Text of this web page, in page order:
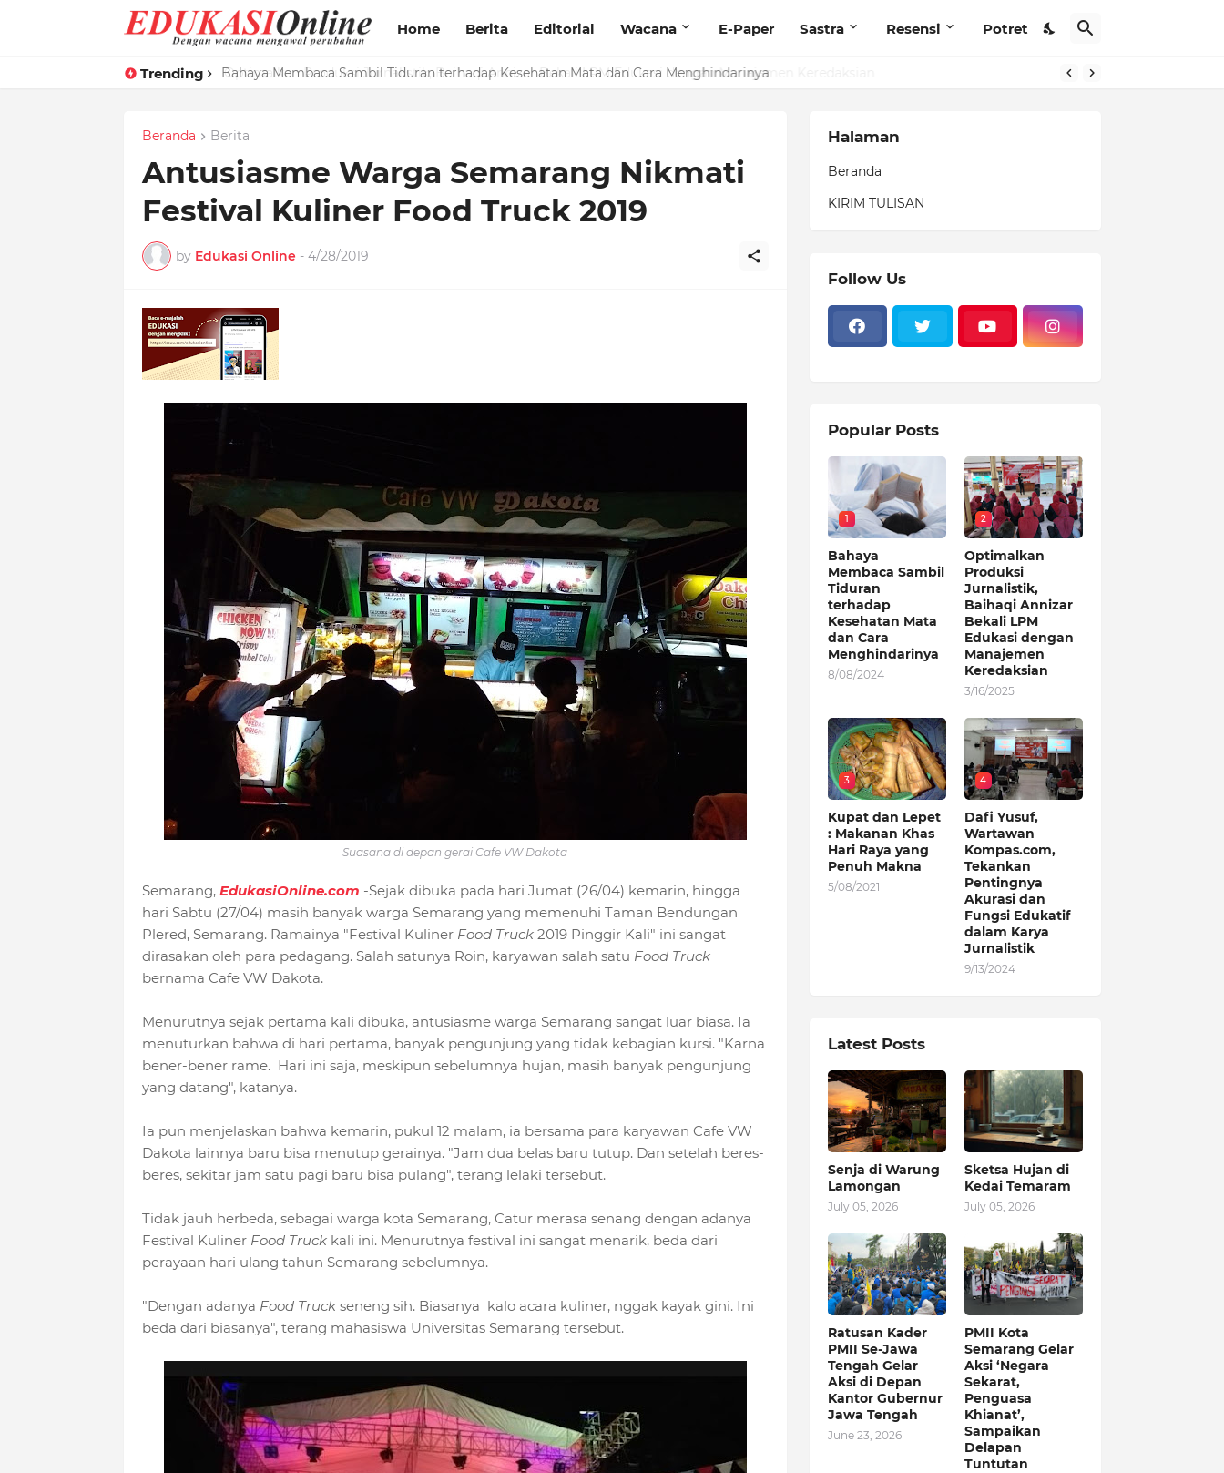
Home Berita Editorial Wacana E-Paper Sastra Resensi Potret
Trending Optimalkan Produksi Jurnalistik, Baihaqi Annizar Bekali LPM Edukasi dengan Manajemen Keredaksian
Beranda Berita
Antusiasme Warga Semarang Nikmati
Festival Kuliner Food Truck 2019
by Edukasi Online - 4/28/2019
Suasana di depan gerai Cafe VW Dakota
Semarang, EdukasiOnline.com -Sejak dibuka pada hari Jumat (26/04) kemarin, hingga
hari Sabtu (27/04) masih banyak warga Semarang yang memenuhi Taman Bendungan
Plered, Semarang. Ramainya "Festival Kuliner Food Truck2019 Pinggir Kali" ini sangat
dirasakan oleh para pedagang. Salah satunya Roin, karyawan salah satu Food Truck
bernama Cafe VW Dakota.
Menurutnya sejak pertama kali dibuka, antusiasme warga Semarang sangat luar biasa. Ia
menuturkan bahwa di hari pertama, banyak pengunjung yang tidak kebagian kursi. "Karna
bener-bener rame. Hari ini saja, meskipun sebelumnya hujan, masih banyak pengunjung
yang datang", katanya.
Ia pun menjelaskan bahwa kemarin, pukul 12 malam, ia bersama para karyawan Cafe VW
Dakota lainnya baru bisa menutup gerainya. "Jam dua belas baru tutup. Dan setelah beres-
beres, sekitar jam satu pagi baru bisa pulang", terang lelaki tersebut.
Tidak jauh herbeda, sebagai warga kota Semarang, Catur merasa senang dengan adanya
Festival Kuliner Food Truckkali ini. Menurutnya festival ini sangat menarik, beda dari
perayaan hari ulang tahun Semarang sebelumnya.
"Dengan adanya Food Truckseneng sih. Biasanya kalo acara kuliner, nggak kayak gini. Ini
beda dari biasanya", terang mahasiswa Universitas Semarang tersebut.
Halaman
Beranda
KIRIM TULISAN
Follow Us
Popular Posts
1
Bahaya
Membaca Sambil
Tiduran
terhadap
Kesehatan Mata
dan Cara
Menghindarinya
8/08/2024
2
Optimalkan
Produksi
Jurnalistik,
Baihaqi Annizar
Bekali LPM
Edukasi dengan
Manajemen
Keredaksian
3/16/2025
3
Kupat dan Lepet
: Makanan Khas
Hari Raya yang
Penuh Makna
5/08/2021
4
Dafi Yusuf,
Wartawan
Kompas.com,
Tekankan
Pentingnya
Akurasi dan
Fungsi Edukatif
dalam Karya
Jurnalistik
9/13/2024
Latest Posts
Senja di Warung
Lamongan
July 05, 2026
Sketsa Hujan di
Kedai Temaram
July 05, 2026
Ratusan Kader
PMII Se-Jawa
Tengah Gelar
Aksi di Depan
Kantor Gubernur
Jawa Tengah
June 23, 2026
PMII Kota
Semarang Gelar
Aksi ‘Negara
Sekarat,
Penguasa
Khianat’,
Sampaikan
Delapan
Tuntutan